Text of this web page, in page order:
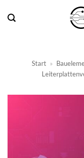
Inhalt
Start »